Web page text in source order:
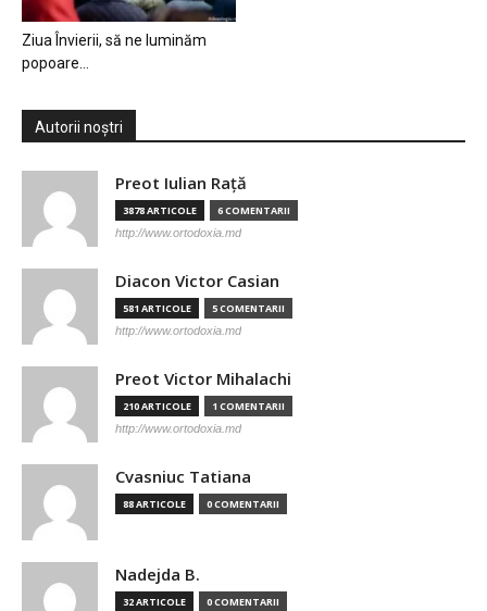
Ziua Învierii, să ne luminăm
popoare…
Autorii noștri
Preot Iulian Raţă
3878 ARTICOLE 6 COMENTARII
http://www.ortodoxia.md
Diacon Victor Casian
581 ARTICOLE 5 COMENTARII
http://www.ortodoxia.md
Preot Victor Mihalachi
210 ARTICOLE 1 COMENTARII
http://www.ortodoxia.md
Cvasniuc Tatiana
88 ARTICOLE 0 COMENTARII
Nadejda B.
32 ARTICOLE 0 COMENTARII